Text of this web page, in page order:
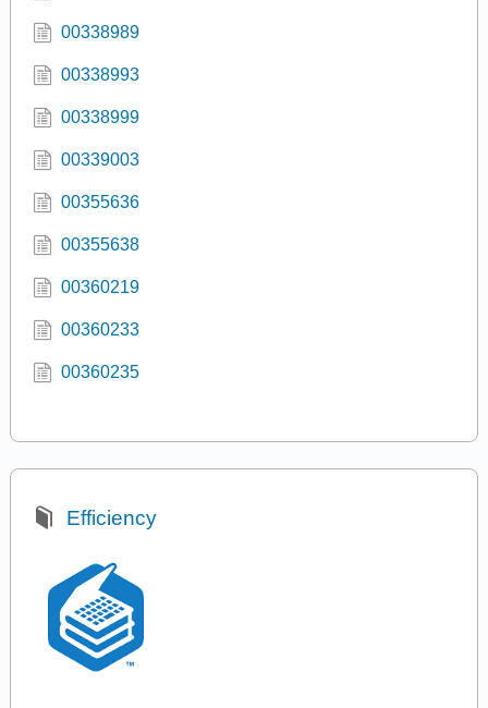
00338989
00338993
00338999
00339003
00355636
00355638
00360219
00360233
00360235
Efficiency